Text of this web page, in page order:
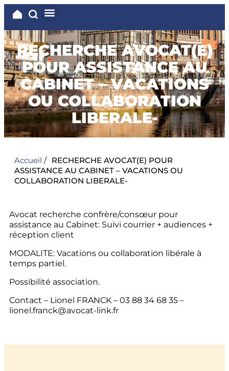
RECHERCHE AVOCAT(E)
POUR ASSISTANCE AU
CABINET – VACATIONS
OU COLLABORATION
LIBERALE-
Accueil / RECHERCHE AVOCAT(E) POUR
ASSISTANCE AU CABINET – VACATIONS OU
COLLABORATION LIBERALE-
Avocat recherche confrère/consœur pour
assistance au Cabinet: Suivi courrier + audiences +
réception client
MODALITE: Vacations ou collaboration libérale à
temps partiel.
Possibilité association.
Contact – Lionel FRANCK – 03 88 34 68 35 –
lionel.franck@avocat-link.fr